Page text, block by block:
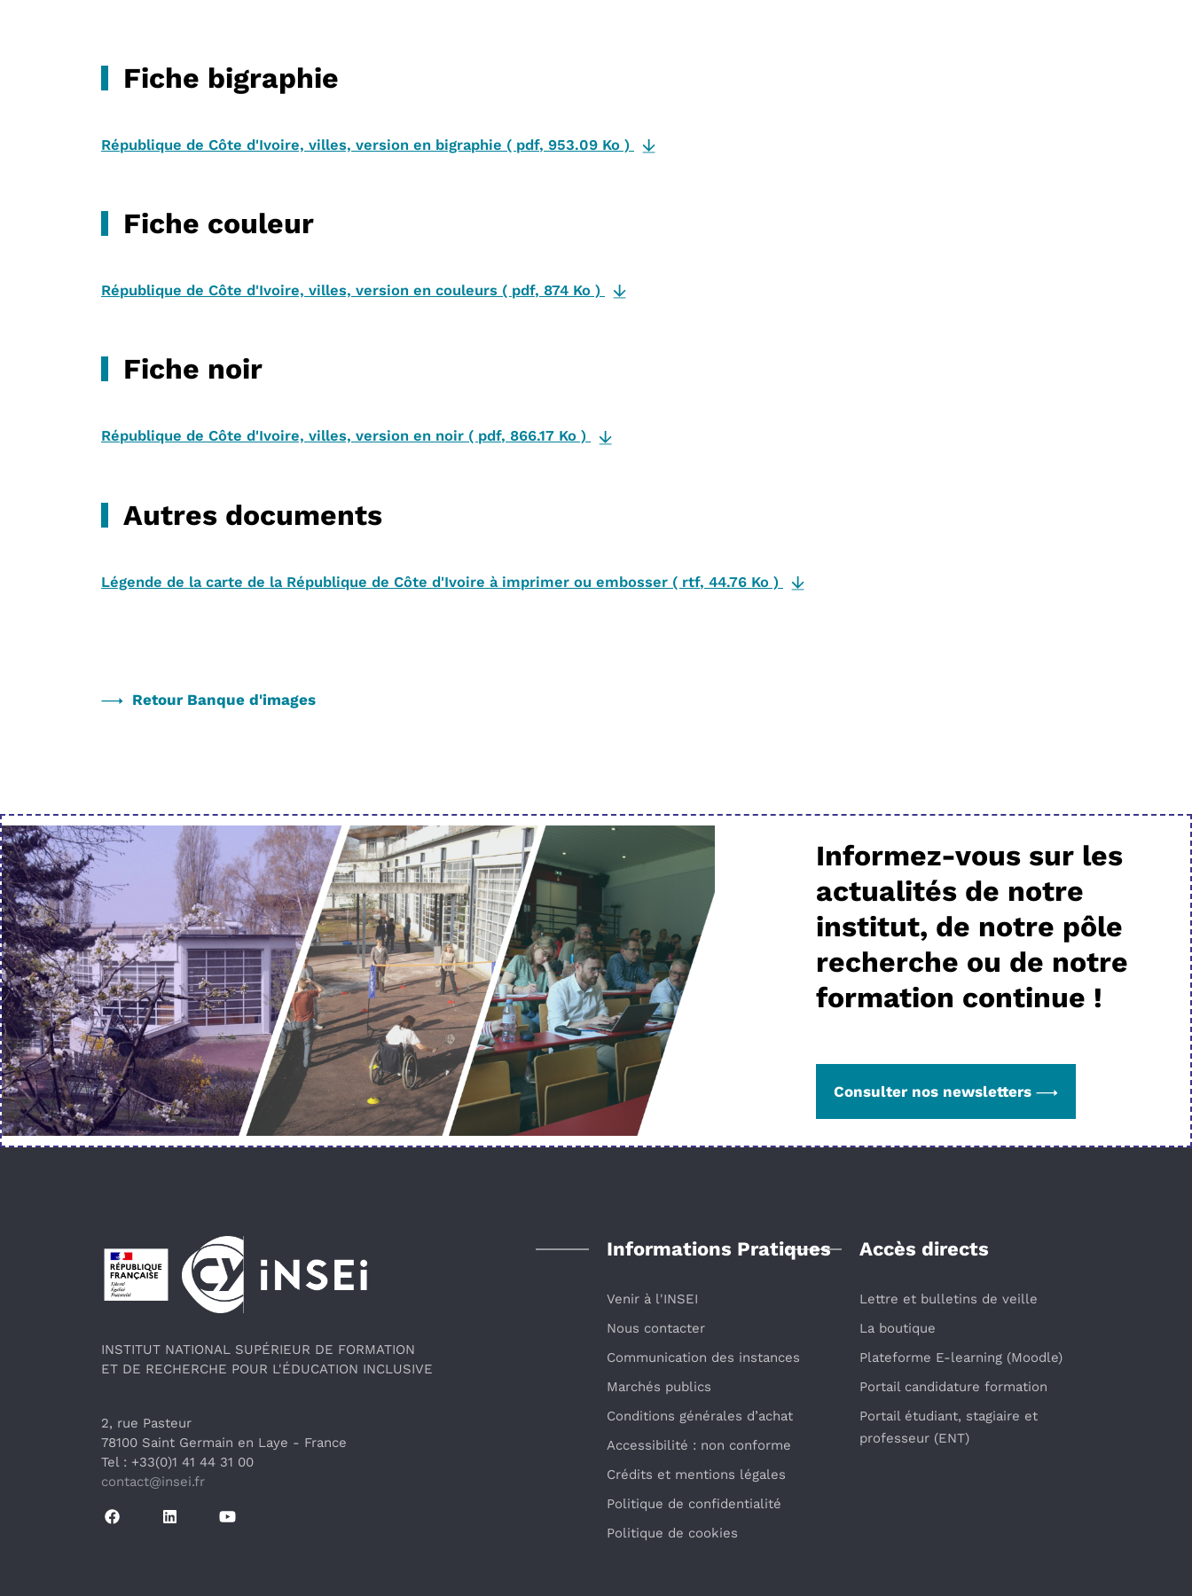
Fiche bigraphie
République de Côte d'Ivoire, villes, version en bigraphie ( pdf, 953.09 Ko )
Fiche couleur
République de Côte d'Ivoire, villes, version en couleurs ( pdf, 874 Ko )
Fiche noir
République de Côte d'Ivoire, villes, version en noir ( pdf, 866.17 Ko )
Autres documents
Légende de la carte de la République de Côte d'Ivoire à imprimer ou embosser ( rtf, 44.76 Ko )
Retour Banque d'images
Informez-vous sur les
actualités de notre
institut, de notre pôle
recherche ou de notre
formation continue !
Consulter nos newsletters
Pied de page
INSTITUT NATIONAL SUPÉRIEUR DE FORMATION
ET DE RECHERCHE POUR L'ÉDUCATION INCLUSIVE
2, rue Pasteur
78100 Saint Germain en Laye - France
Tel : +33(0)1 41 44 31 00
contact@insei.fr
Informations Pratiques
Venir à l'INSEI
Nous contacter
Communication des instances
Marchés publics
Conditions générales d’achat
Accessibilité : non conforme
Crédits et mentions légales
Politique de confidentialité
Politique de cookies
Accès directs
Lettre et bulletins de veille
La boutique
Plateforme E-learning (Moodle)
Portail candidature formation
Portail étudiant, stagiaire et
professeur (ENT)